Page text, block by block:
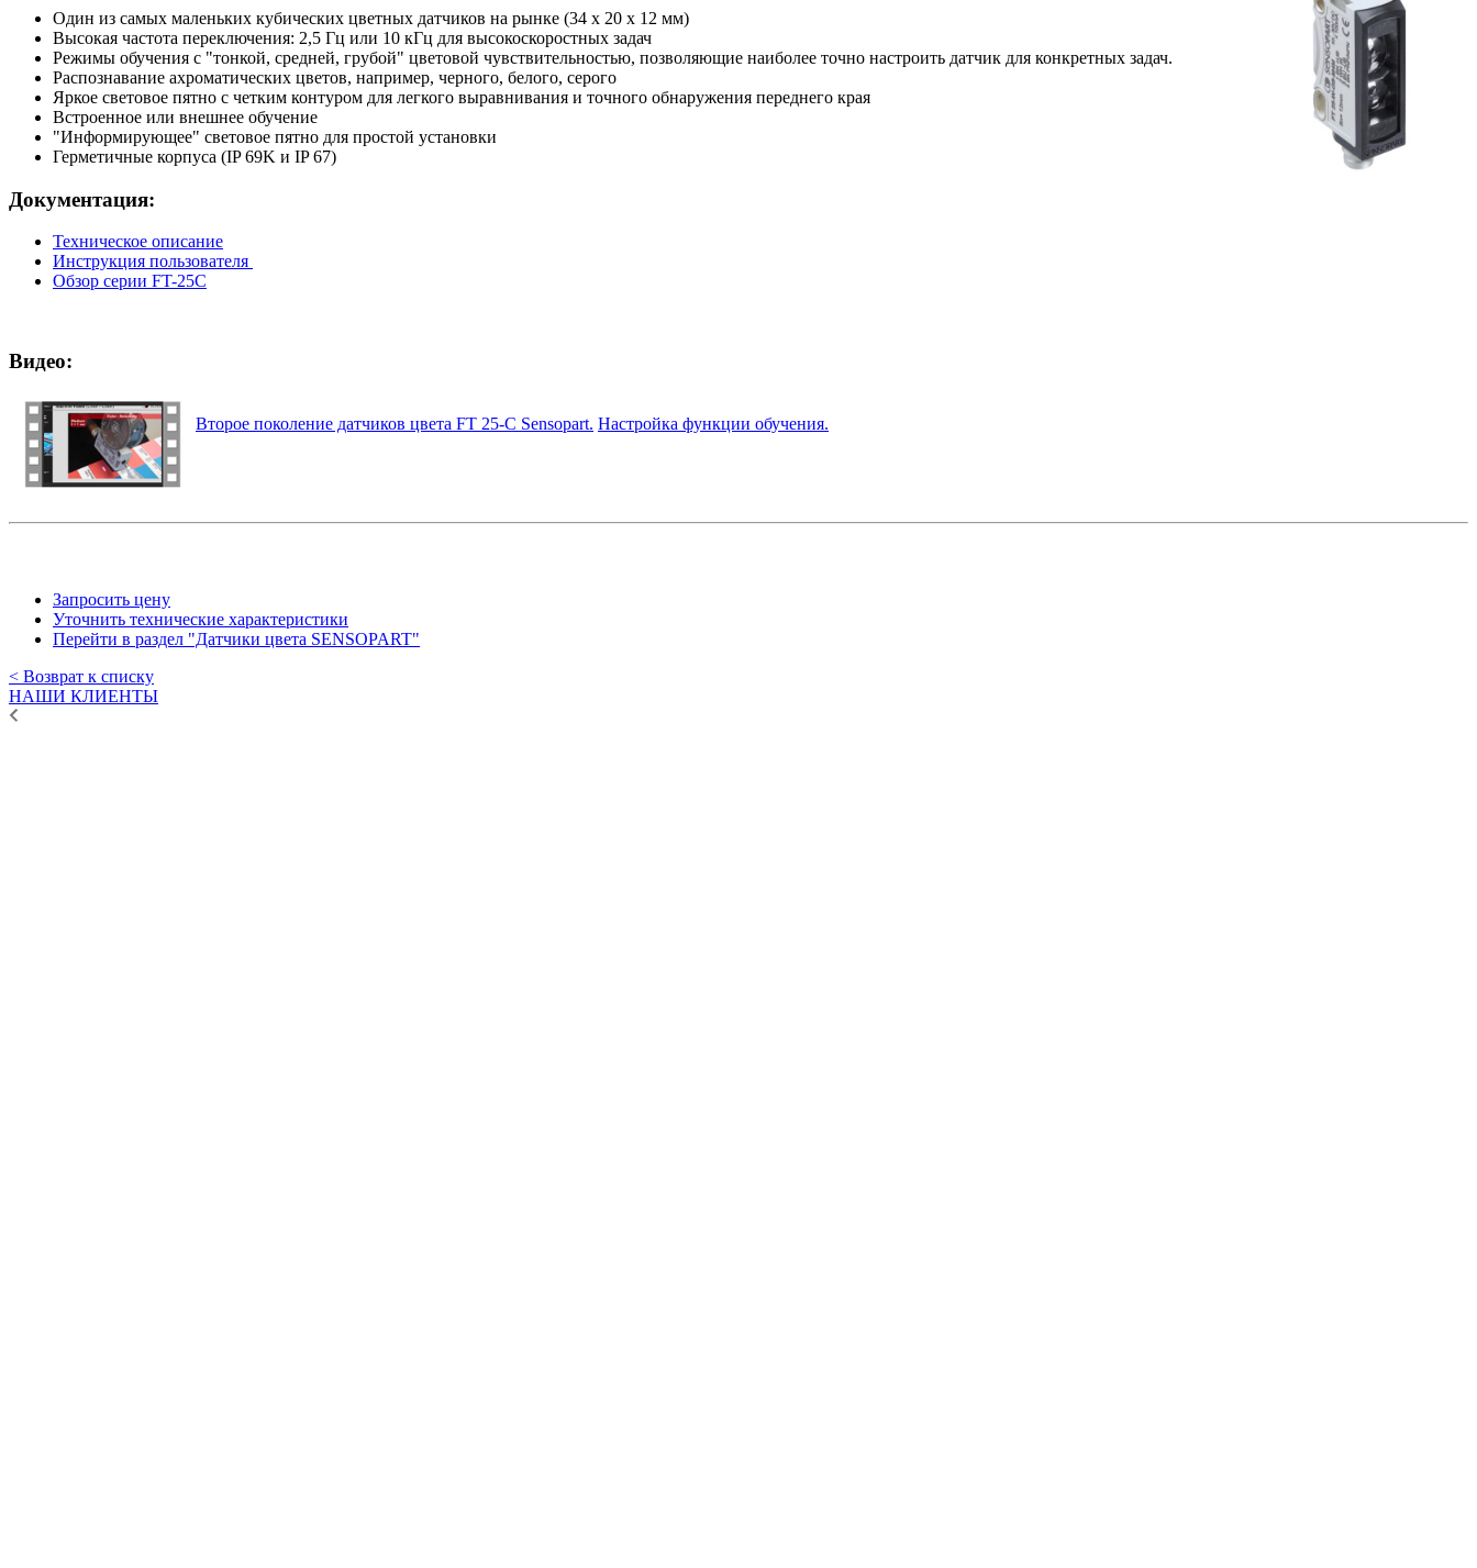
Один из самых маленьких кубических цветных датчиков на рынке (34 х 20 х 12 мм)
Высокая частота переключения: 2,5 Гц или 10 кГц для высокоскоростных задач
Режимы обучения с "тонкой, средней, грубой" цветовой чувствительностью, позволяющие наиболее точно настроить датчик для конкретных задач.
Распознавание ахроматических цветов, например, черного, белого, серого
Яркое световое пятно с четким контуром для легкого выравнивания и точного обнаружения переднего края
Встроенное или внешнее обучение
"Информирующее" световое пятно для простой установки
Герметичные корпуса (IP 69K и IP 67)
Документация:
Техническое описание
Инструкция пользователя
Обзор серии FT-25C
Видео:
Второе поколение датчиков цвета FT 25-C Sensopart. Настройка функции обучения.
Запросить цену
Уточнить технические характеристики
Перейти в раздел "Датчики цвета SENSOPART"
< Возврат к списку
НАШИ КЛИЕНТЫ